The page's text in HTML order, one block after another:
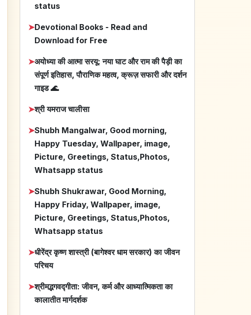
status
➤Devotional Books - Read and
Download for Free
➤अयोध्या की आत्मा सरयू: नया घाट और राम की पैड़ी का
संपूर्ण इतिहास, पौराणिक महत्व, क्रूज़ सफारी और दर्शन
गाइड 🌊
➤श्री यमराज चालीसा
➤Shubh Mangalwar, Good morning,
Happy Tuesday, Wallpaper, image,
Picture, Greetings, Status,Photos,
Whatsapp status
➤Shubh Shukrawar, Good Morning,
Happy Friday, Wallpaper, image,
Picture, Greetings, Status,Photos,
Whatsapp status
➤धीरेंद्र कृष्ण शास्त्री (बागेश्वर धाम सरकार) का जीवन
परिचय
➤श्रीमद्भगवद्गीता: जीवन, कर्म और आध्यात्मिकता का
कालातीत मार्गदर्शक